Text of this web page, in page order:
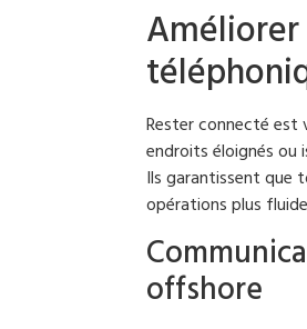
Rester connecté est
endroits éloignés ou
Ils garantissent que
opérations plus
offshore